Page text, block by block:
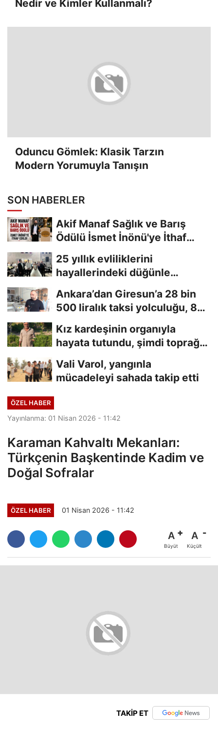
Nedir ve Kimler Kullanmalı?
Oduncu Gömlek: Klasik Tarzın
Modern Yorumuyla Tanışın
SON HABERLER
Akif Manaf Sağlık ve Barış
Ödülü İsmet İnönü'ye İthaf
25 yıllık evliliklerini
hayallerindeki düğünle
Ankara’dan Giresun’a 28 bin
500 liralık taksi yolculuğu, 8
Kız kardeşinin organıyla
hayata tutundu, şimdi toprağa
Vali Varol, yangınla
mücadeleyi sahada takip etti
ÖZEL HABER
Yayınlanma: 01 Nisan 2026 - 11:42
Karaman Kahvaltı Mekanları:
Türkçenin Başkentinde Kadim ve
Doğal Sofralar
ÖZEL HABER 01 Nisan 2026 - 11:42
A
Büyüt
A
Küçült
TAKİP ET